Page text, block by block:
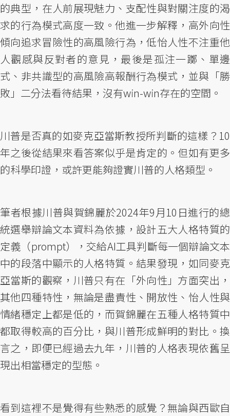
的典型，在人前展現魅力、支配性與對關注度的渴
求的行為模式高度一致。他進一步解釋，高外向性
傾向追求冒險性的高風險行為，低怡人性不注重他
人觀感與反對者的意見，最後是孤注一躑、單邊
式、非共識型的高風險高報酬行為模式，並與「勝
敗」二分法看待結果，沒有win-win存在的空間。
川普是否真的如麥克亞當斯教授所判斷的這樣？10
年之後從結果來看答案似乎是肯定的。但如有更多
的科學印證，或許更能夠證實川普的人格類型。
筆者根據川普與賀錦麗於2024年9月10日進行的總
統選舉辯論文本資料為依據，設計五大人格特質的
定義（prompt），交給AI工具判斷每一個辯論文本
中的段落中顯示的人格特質。結果發現，如同麥克
亞當斯的觀察，川普只有在「外向性」方面突出，
其他四種特性，無論是盡責性、開放性、怡人性與
情緒穩定上都是低的，而賀錦麗在五種人格特質中
都取得較高的百分比，與川普形成鮮明的對比。換
言之，即便已經過去九年，川普的人格表現依舊呈
現出相當穩定的型態。
看到這裡不是覺得有些熟悉的感覺？無論與西歐自